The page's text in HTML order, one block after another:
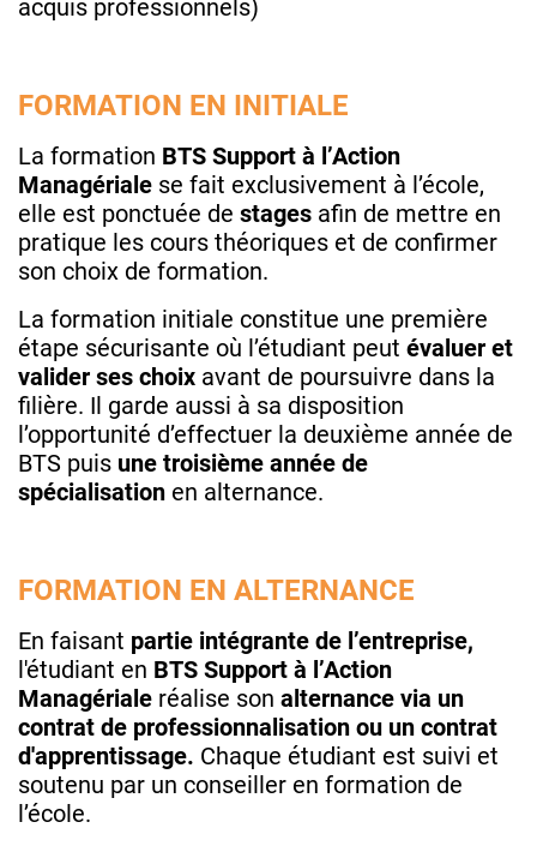
acquis professionnels)
FORMATION EN INITIALE
La formation BTS Support à l’Action
Managériale se fait exclusivement à l’école,
elle est ponctuée de stages afin de mettre en
pratique les cours théoriques et de confirmer
son choix de formation.
La formation initiale constitue une première
étape sécurisante où l’étudiant peut évaluer et
valider ses choix avant de poursuivre dans la
filière. Il garde aussi à sa disposition
l’opportunité d’effectuer la deuxième année de
BTS puis une troisième année de
spécialisation en alternance.
FORMATION EN ALTERNANCE
En faisant partie intégrante de l’entreprise,
l'étudiant en BTS Support à l’Action
Managériale réalise son alternance via un
contrat de professionnalisation ou un contrat
d'apprentissage. Chaque étudiant est suivi et
soutenu par un conseiller en formation de
l’école.